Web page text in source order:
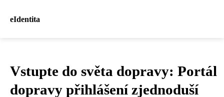
eIdentita
Vstupte do světa dopravy: Portál
dopravy přihlášení zjednoduší